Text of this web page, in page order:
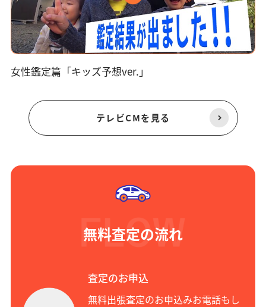
女性鑑定篇「キッズ予想ver.」
テレビCMを見る
無料査定の流れ
査定のお申込
無料出張査定のお申込みお電話もし